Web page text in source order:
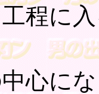
程に
心に